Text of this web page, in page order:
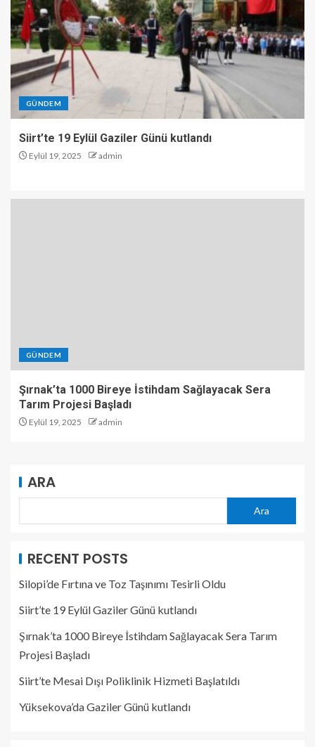
GÜNDEM
Siirt’te 19 Eylül Gaziler Günü kutlandı
Eylül 19, 2025 admin
GÜNDEM
Şırnak’ta 1000 Bireye İstihdam Sağlayacak Sera
Tarım Projesi Başladı
Eylül 19, 2025 admin
ARA
Ara
RECENT POSTS
Silopi’de Fırtına ve Toz Taşınımı Tesirli Oldu
Siirt’te 19 Eylül Gaziler Günü kutlandı
Şırnak’ta 1000 Bireye İstihdam Sağlayacak Sera Tarım
Projesi Başladı
Siirt’te Mesai Dışı Poliklinik Hizmeti Başlatıldı
Yüksekova’da Gaziler Günü kutlandı